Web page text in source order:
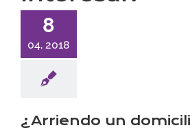
8
04, 2018
¿Arriendo un